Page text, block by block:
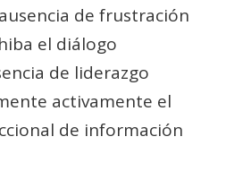
de frustración
el diálogo
de liderazgo
activamente el
de información